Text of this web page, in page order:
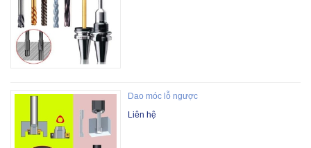
Dao móc lỗ ngược
Liên hệ